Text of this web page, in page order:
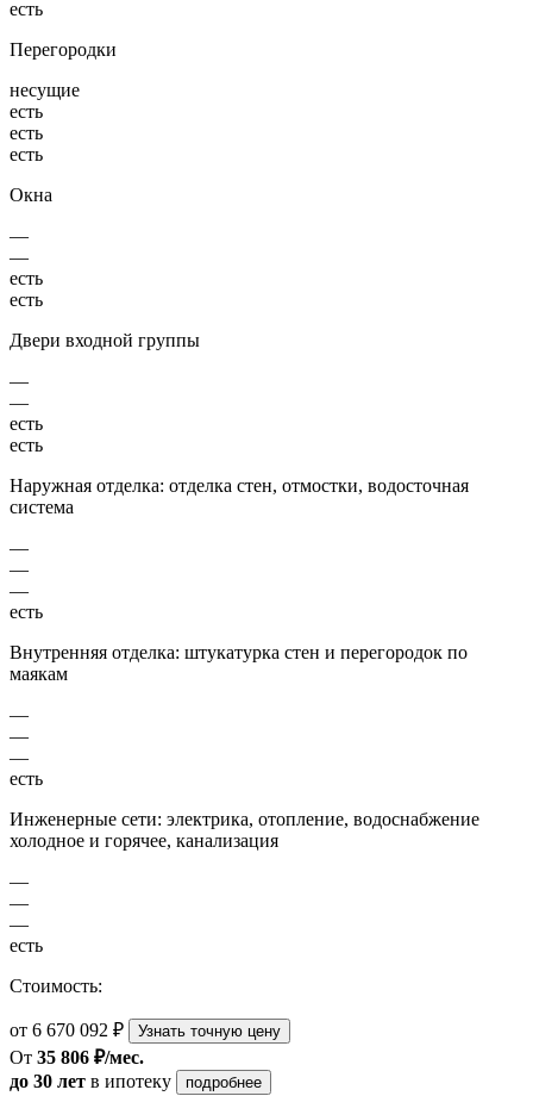
есть
Перегородки
несущие
есть
есть
есть
Окна
—
—
есть
есть
Двери входной группы
—
—
есть
есть
Наружная отделка: отделка стен, отмостки, водосточная
система
—
—
—
есть
Внутренняя отделка: штукатурка стен и перегородок по
маякам
—
—
—
есть
Инженерные сети: электрика, отопление, водоснабжение
холодное и горячее, канализация
—
—
—
есть
Стоимость:
от 6 670 092 ₽ Узнать точную цену
От 35 806 ₽/мес.
до 30 лет в ипотеку подробнее